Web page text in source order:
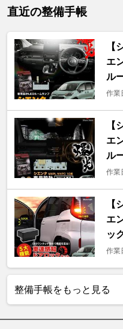
直近の整備手帳
【
エ
ル
作業
【
エ
ル
作業
【
エ
ッ
作業
整備手帳をもっと見る